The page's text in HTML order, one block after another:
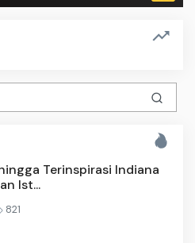
Terinspirasi Indiana
Ist...
821